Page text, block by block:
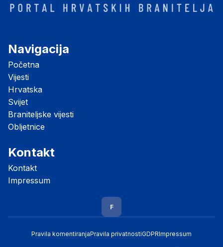
Navigacija
Početna
Vijesti
Hrvatska
Svijet
Braniteljske vijesti
Obljetnice
Kontakt
Kontakt
Impressum
F
Pravila komentiranjaPravila privatnostiGDPRImpressum